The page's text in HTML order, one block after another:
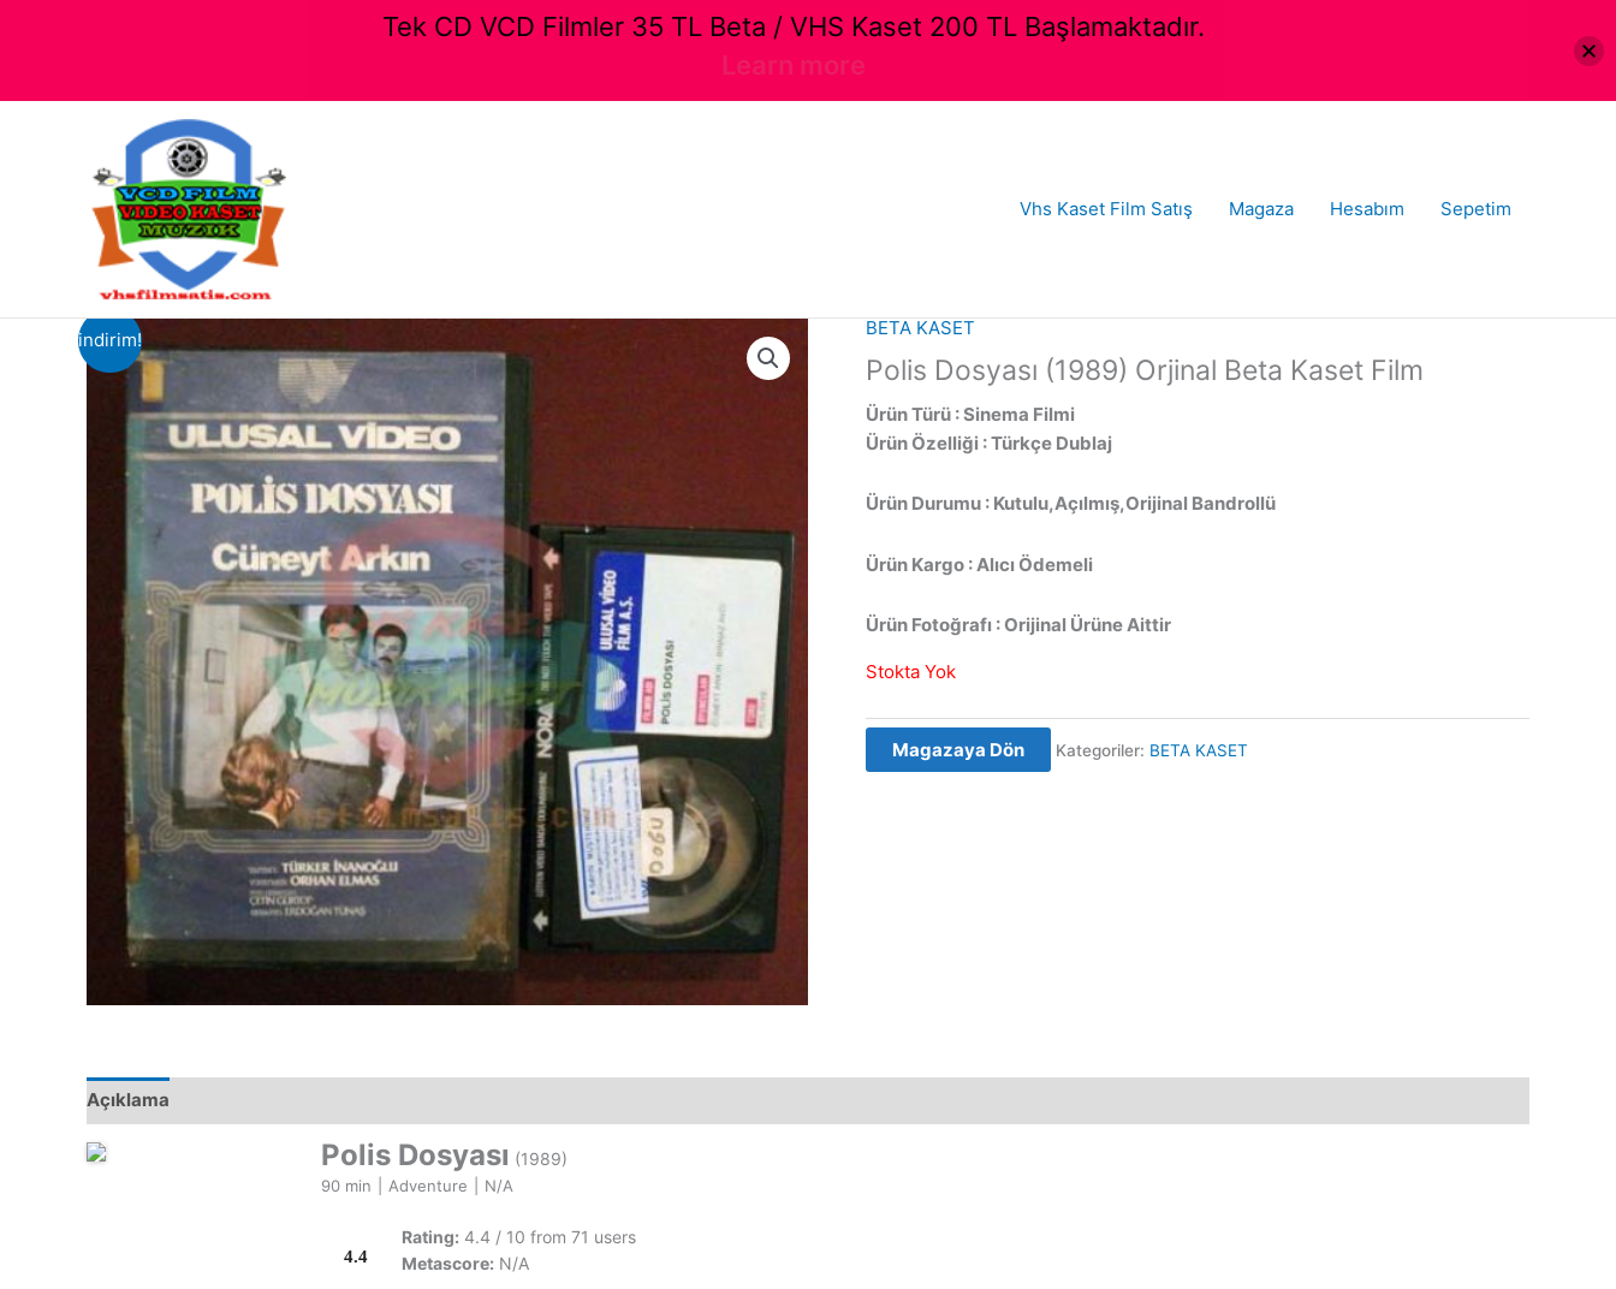
Vhs Kaset Film Satış Magaza Hesabım Sepetim
indirim!
BETA KASET
Polis Dosyası (1989) Orjinal Beta Kaset Film
Ürün Türü : Sinema Filmi
Ürün Özelliği : Türkçe Dublaj
Ürün Durumu : Kutulu,Açılmış,Orijinal Bandrollü
Ürün Kargo : Alıcı Ödemeli
Ürün Fotoğrafı : Orijinal Ürüne Aittir
Stokta Yok
Magazaya Dön Kategoriler: BETA KASET
Açıklama
Polis Dosyası (1989)
90 min Adventure N/A
4.4
Rating: 4.4 / 10 from 71 users
Metascore: N/A
Tek CD VCD Filmler 35 TL Beta / VHS Kaset 200 TL Başlamaktadır.
Learn more